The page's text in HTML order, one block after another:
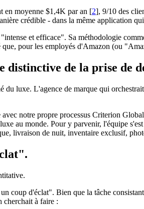
en moyenne $1,4K par an [2], 9/10 des
crédible - dans la même application
et efficace". Sa méthodologie
que, pour les employés d'Amazon (ou
distinctive de la prise de
luxe. L'agence de marque qui
notre propre processus Criterion
au monde. Pour y parvenir, l'équipe
livraison de nuit, inventaire exclusif,
coup d'éclat". Bien que la tâche
cherchait à faire :